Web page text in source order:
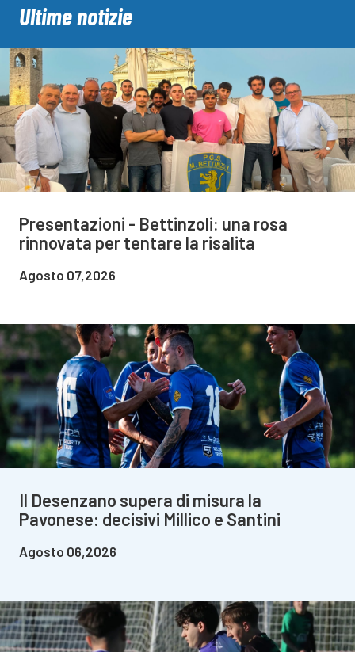
Ultime notizie
Presentazioni - Bettinzoli: una rosa
rinnovata per tentare la risalita
Agosto 07,2026
Il Desenzano supera di misura la
Pavonese: decisivi Millico e Santini
Agosto 06,2026